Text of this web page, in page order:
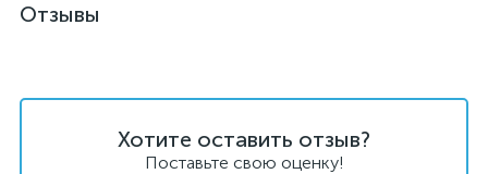
Отзывы
Хотите оставить отзыв?
Поставьте свою оценку!